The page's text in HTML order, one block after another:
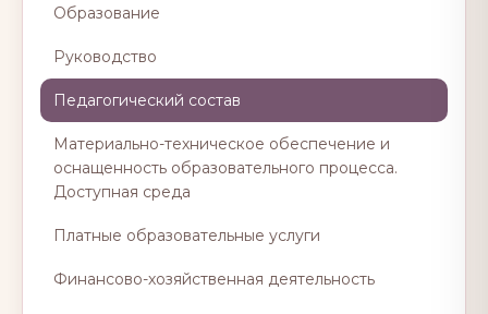
Образование
Руководство
Педагогический состав
Материально-техническое обеспечение и
оснащенность образовательного процесса.
Доступная среда
Платные образовательные услуги
Финансово-хозяйственная деятельность